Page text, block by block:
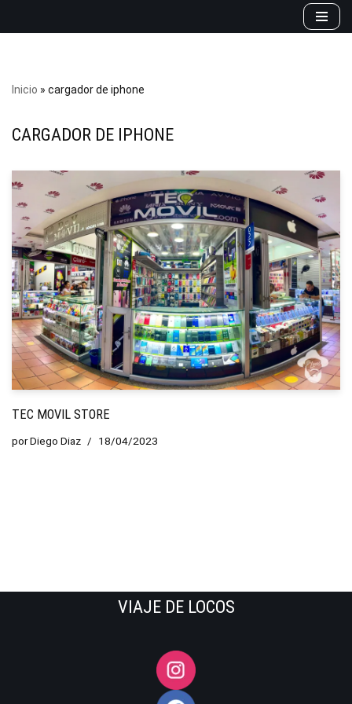
Inicio » cargador de iphone
CARGADOR DE IPHONE
TEC MOVIL STORE
porDiego Diaz 18/04/2023
VIAJE DE LOCOS